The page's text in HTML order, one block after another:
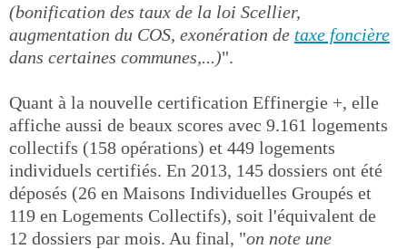
(bonification des taux de la loi Scellier,
augmentation du COS, exonération de taxe foncière
dans certaines communes,...)".
Quant à la nouvelle certification Effinergie +, elle
affiche aussi de beaux scores avec 9.161 logements
collectifs (158 opérations) et 449 logements
individuels certifiés. En 2013, 145 dossiers ont été
déposés (26 en Maisons Individuelles Groupés et
119 en Logements Collectifs), soit l'équivalent de
12 dossiers par mois. Au final, "on note une